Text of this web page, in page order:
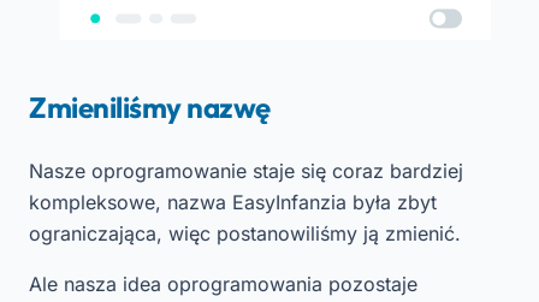
Zmieniliśmy nazwę
Nasze oprogramowanie staje się coraz bardziej
kompleksowe, nazwa EasyInfanzia była zbyt
ograniczająca, więc postanowiliśmy ją zmienić.
Ale nasza idea oprogramowania pozostaje